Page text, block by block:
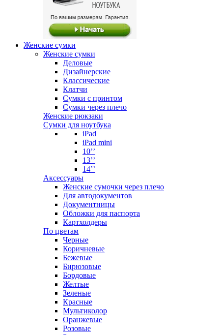
Женские сумки
Женские сумки
Деловые
Дизайнерские
Классические
Клатчи
Сумки с принтом
Сумки через плечо
Женские рюкзаки
Сумки для ноутбука
iPad
iPad mini
10’’
13’’
14’’
Аксессуары
Женские сумочки через плечо
Для автодокументов
Документницы
Обложки для паспорта
Картхолдеры
По цветам
Черные
Коричневые
Бежевые
Бирюзовые
Бордовые
Желтые
Зеленые
Красные
Мультиколор
Оранжевые
Розовые